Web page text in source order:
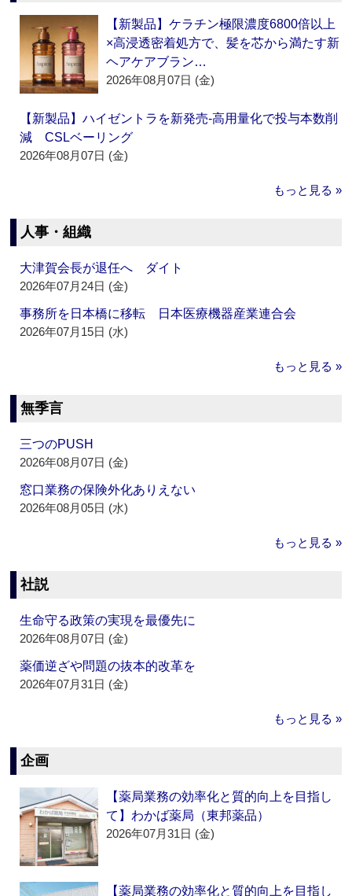
【新製品】ケラチン極限濃度6800倍以上
×高浸透密着処方で、髪を芯から満たす新
ヘアケアブラン…
2026年08月07日 (金)
【新製品】ハイゼントラを新発売‐高用量化で投与本数削
減 CSLベーリング
2026年08月07日 (金)
もっと見る »
人事・組織
大津賀会長が退任へ ダイト
2026年07月24日 (金)
事務所を日本橋に移転 日本医療機器産業連合会
2026年07月15日 (水)
もっと見る »
無季言
三つのPUSH
2026年08月07日 (金)
窓口業務の保険外化ありえない
2026年08月05日 (水)
もっと見る »
社説
生命守る政策の実現を最優先に
2026年08月07日 (金)
薬価逆ざや問題の抜本的改革を
2026年07月31日 (金)
もっと見る »
企画
【薬局業務の効率化と質的向上を目指し
て】わかば薬局（東邦薬品）
2026年07月31日 (金)
【薬局業務の効率化と質的向上を目指し